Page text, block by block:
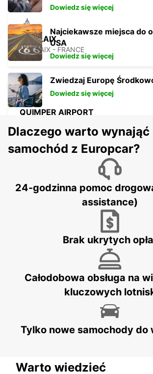
MORLAIX
MORLAIX - FRANCE
QUIMPER AIRPORT
QUIMPER RAILWAY STATION
QUIMPER - FRANCE
Dowiedz się więcej
Najciekawsze miejsca do
USA
Dowiedz się więcej
Zwiedzaj Europę
Dowiedz się więcej
Dlaczego warto wynająć
samochód z Europcar?
24-godzinna pomoc
assistance)
Brak ukrytych
Całodobowa obsługa na
kluczowych
Tylko nowe samochody do
Warto wiedzieć